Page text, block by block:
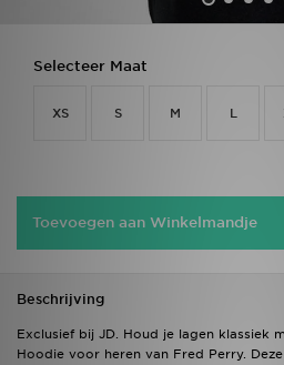
Selecteer Maat
XS S M L
Toevoegen aan Winkelmandje
Beschrijving
Exclusief bij JD. Houd je lagen klassiek
Hoodie voor heren van Fred Perry.